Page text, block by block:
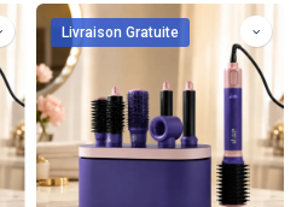
Livraison Gratuite